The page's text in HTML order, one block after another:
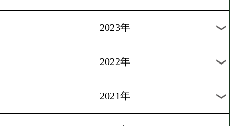
クイン!